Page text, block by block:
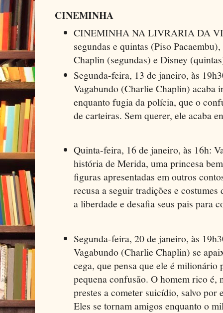
CINEMINHA
CINEMINHA NA LIVRARIA DA
segundas e quintas (Piso
Chaplin (segundas) e Disney
Segunda-feira, 13 de janeiro, às
Vagabundo (Charlie Chaplin) acaba
enquanto fugia da polícia, que o
de carteiras. Sem querer, ele acaba
Quinta-feira, 16 de janeiro, às 16h:
história de Merida, uma princesa
figuras apresentadas em outros
recusa a seguir tradições e
a liberdade e desafia seus pais para
Segunda-feira, 20 de janeiro, às
Vagabundo (Charlie Chaplin) se
cega, que pensa que ele é milionário
pequena confusão. O homem rico é,
prestes a cometer suicídio, salvo por
Eles se tornam amigos enquanto o